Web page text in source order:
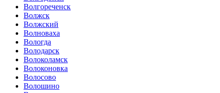
Волгореченск
Волжск
Волжский
Волноваха
Вологда
Володарск
Волоколамск
Волоконовка
Волосово
Волошино